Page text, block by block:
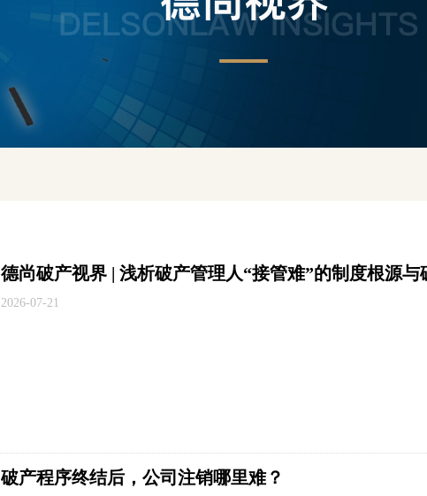
德尚破产视界 | 浅析破产管理人“接管难”的制度根源与
2026-07-21
破产程序终结后，公司注销哪里难？